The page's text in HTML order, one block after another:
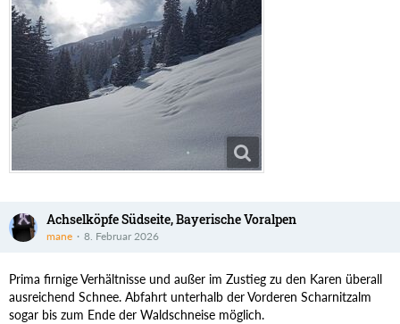
Achselköpfe Südseite, Bayerische Voralpen
mane 8. Februar 2026
Prima firnige Verhältnisse und außer im Zustieg zu den Karen überall
ausreichend Schnee. Abfahrt unterhalb der Vorderen Scharnitzalm
sogar bis zum Ende der Waldschneise möglich.